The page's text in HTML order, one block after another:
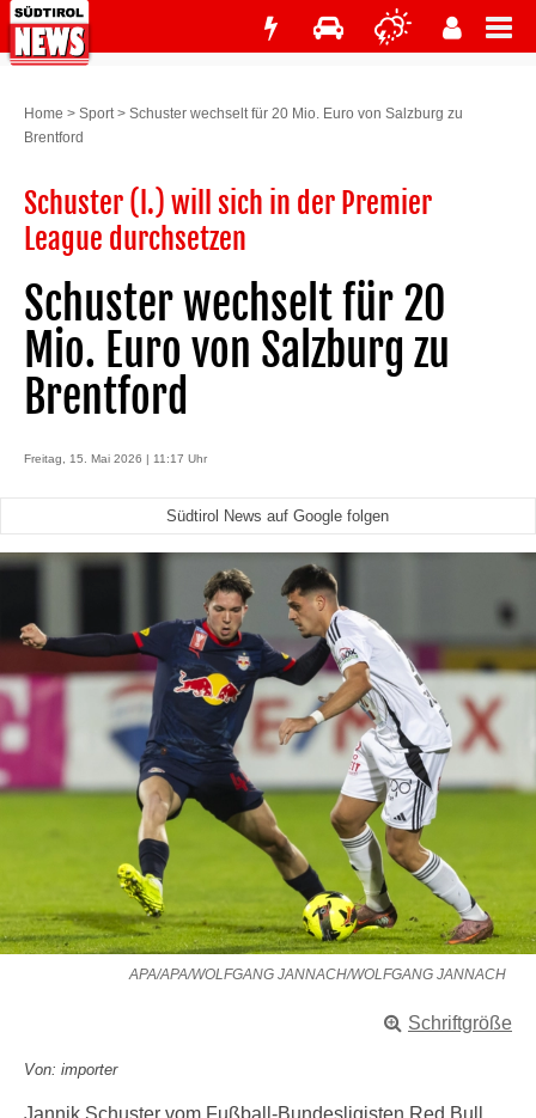
Home > Sport> Schuster wechselt für 20 Mio. Euro von Salzburg zu
Brentford
Schuster (l.) will sich in der Premier
League durchsetzen
Schuster wechselt für 20
Mio. Euro von Salzburg zu
Brentford
Freitag, 15. Mai 2026 | 11:17 Uhr
Südtirol News auf Google folgen
APA/APA/WOLFGANG JANNACH/WOLFGANG JANNACH
Schriftgröße
Von: importer
Jannik Schuster vom Fußball-Bundesligisten Red Bull